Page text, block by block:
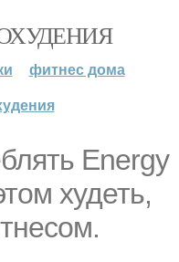
фитнес дома
Energy
худеть,